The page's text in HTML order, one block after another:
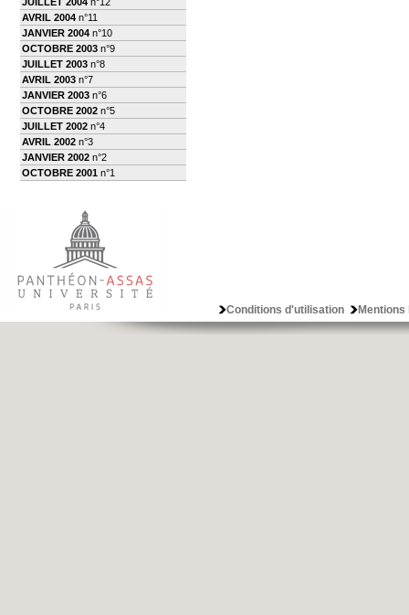
AVRIL 2004 n°11
JANVIER 2004 n°10
OCTOBRE 2003 n°9
JUILLET 2003 n°8
AVRIL 2003 n°7
JANVIER 2003 n°6
OCTOBRE 2002 n°5
JUILLET 2002 n°4
AVRIL 2002 n°3
JANVIER 2002 n°2
OCTOBRE 2001 n°1
Conditions d'utilisation Mentions